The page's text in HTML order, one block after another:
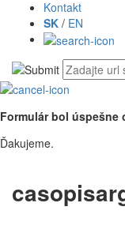
Kontakt
SK / EN
Formulár bol úspešne
Ďakujeme.